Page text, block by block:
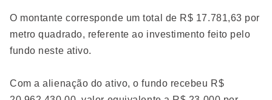
O montante corresponde um total de R$ 17.781,63 por
metro quadrado, referente ao investimento feito pelo
fundo neste ativo.
Com a alienação do ativo, o fundo recebeu R$